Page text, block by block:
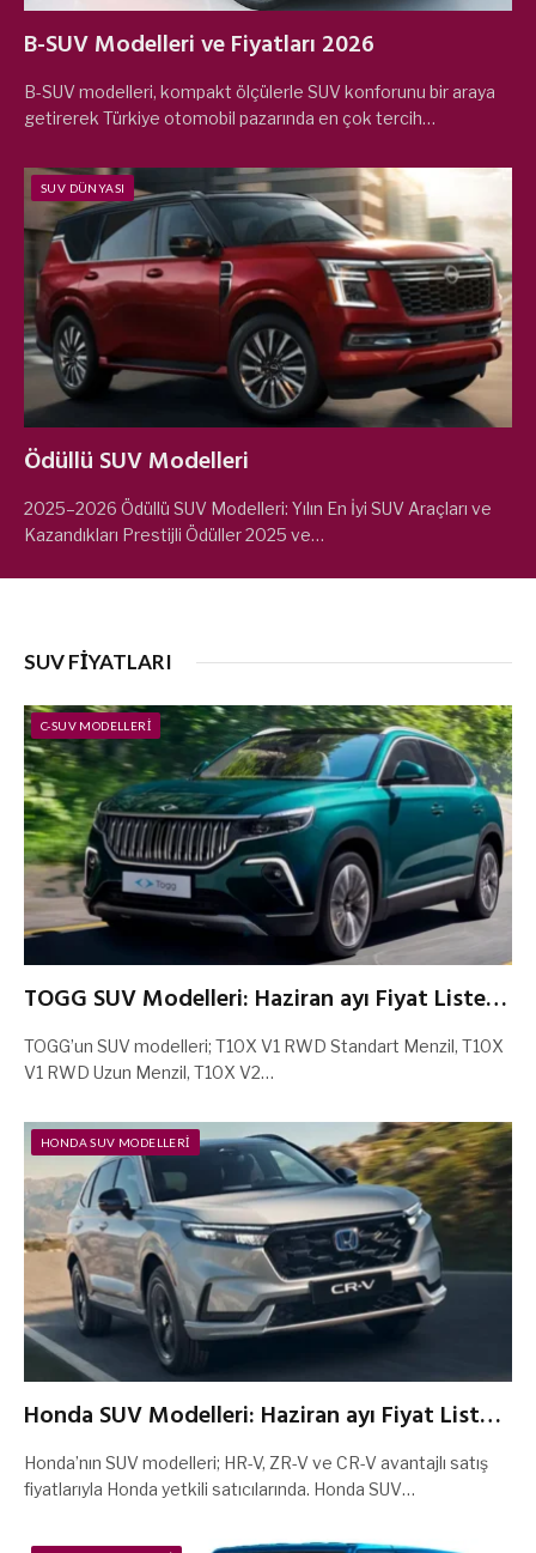
B-SUV Modelleri ve Fiyatları 2026
B-SUV modelleri, kompakt ölçülerle SUV konforunu bir araya
getirerek Türkiye otomobil pazarında en çok tercih…
SUV DÜNYASI
Ödüllü SUV Modelleri
2025–2026 Ödüllü SUV Modelleri: Yılın En İyi SUV Araçları ve
Kazandıkları Prestijli Ödüller 2025 ve…
SUV FIYATLARI
C-SUV MODELLERI
TOGG SUV Modelleri: Haziran ayı Fiyat Listesi
ve Kampanyaları 2026
TOGG’un SUV modelleri; T10X V1 RWD Standart Menzil, T10X
V1 RWD Uzun Menzil, T10X V2…
HONDA SUV MODELLERI
Honda SUV Modelleri: Haziran ayı Fiyat Listesi
ve Kampanyaları 2026
Honda’nın SUV modelleri; HR-V, ZR-V ve CR-V avantajlı satış
fiyatlarıyla Honda yetkili satıcılarında. Honda SUV…